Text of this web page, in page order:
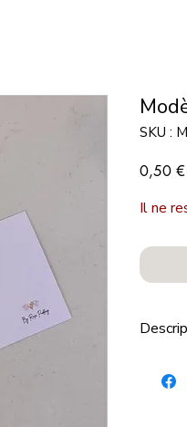
SKU :
0,50 €
Il ne